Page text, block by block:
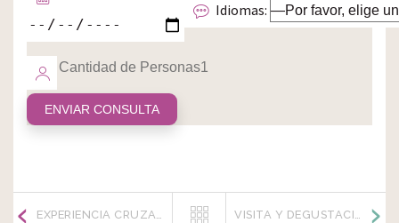
Idiomas:
EXPERIENCIA CRUZAT VISITA Y DEGUSTACIÓN CON QUESOS